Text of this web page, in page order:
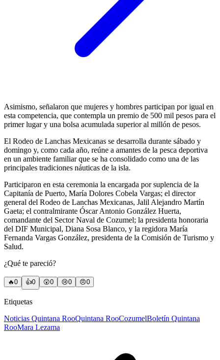
Asimismo, señalaron que mujeres y hombres participan por igual en
esta competencia, que contempla un premio de 500 mil pesos para el
primer lugar y una bolsa acumulada superior al millón de pesos.
El Rodeo de Lanchas Mexicanas se desarrolla durante sábado y
domingo y, como cada año, reúne a amantes de la pesca deportiva
en un ambiente familiar que se ha consolidado como una de las
principales tradiciones náuticas de la isla.
Participaron en esta ceremonia la encargada por suplencia de la
Capitanía de Puerto, María Dolores Cobela Vargas; el director
general del Rodeo de Lanchas Mexicanas, Jalil Alejandro Martín
Gaeta; el contralmirante Óscar Antonio González Huerta,
comandante del Sector Naval de Cozumel; la presidenta honoraria
del DIF Municipal, Diana Sosa Blanco, y la regidora María
Fernanda Vargas González, presidenta de la Comisión de Turismo y
Salud.
¿Qué te pareció?
🔥0 👍0 😲0 😢0 😠0
Etiquetas
Noticias Quintana RooQuintana RooCozumelBoletín Quintana
RooMara Lezama